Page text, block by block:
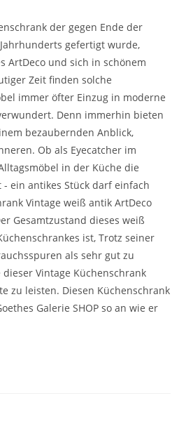
der gegen Ende der
gefertigt wurde,
ArtDeco und sich in schönem
Zeit finden solche
immer öfter Einzug in moderne
Denn immerhin bieten
bezaubernden Anblick,
Ob als Eyecatcher im
in der Küche die
ein antikes Stück darf einfach
Vintage weiß antik ArtDeco
Gesamtzustand dieses weiß
ist, Trotz seiner
als sehr gut zu
Vintage Küchenschrank
zu leisten. Diesen Küchenschrank
Galerie SHOP so an wie er